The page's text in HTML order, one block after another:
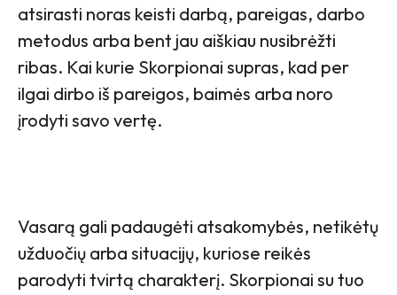
atsirasti noras keisti darbą, pareigas, darbo
metodus arba bent jau aiškiau nusibrėžti
ribas. Kai kurie Skorpionai supras, kad per
ilgai dirbo iš pareigos, baimės arba noro
įrodyti savo vertę.
Vasarą gali padaugėti atsakomybės, netikėtų
užduočių arba situacijų, kuriose reikės
parodyti tvirtą charakterį. Skorpionai su tuo